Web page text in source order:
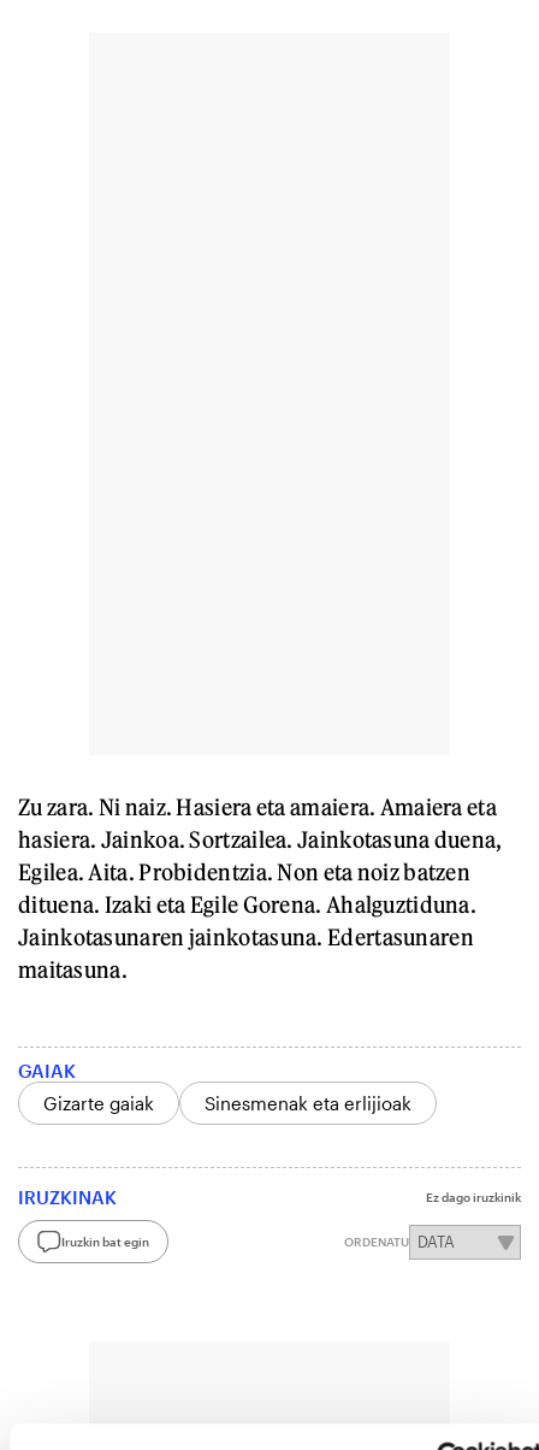
Zu zara. Ni naiz. Hasiera eta amaiera. Amaiera eta
hasiera. Jainkoa. Sortzailea. Jainkotasuna duena,
Egilea. Aita. Probidentzia. Non eta noiz batzen
dituena. Izaki eta Egile Gorena. Ahalguztiduna.
Jainkotasunaren jainkotasuna. Edertasunaren
maitasuna.
GAIAK
Gizarte gaiak
Sinesmenak eta erlijioak
IRUZKINAK Ez dago iruzkinik
Iruzkin bat egin ORDENATU